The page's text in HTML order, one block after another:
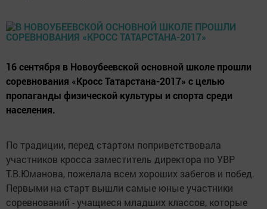
16 сентября в Новоубеевской основной школе прошли
соревнования «Кросс Татарстана-2017» с целью
пропаганды физической культуры и спорта среди
населения.
По традиции, перед стартом поприветствовала
участников кросса заместитель директора по УВР
Т.В.Юманова, пожелала всем хороших забегов и побед.
Первыми на старт вышли самые юные участники
соревнований - учащиеся младших классов, которые